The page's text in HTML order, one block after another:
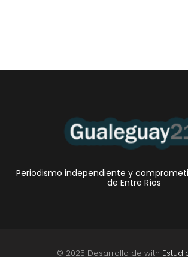
Periodismo independiente y
de Entre Ríos
© 2025 Desarrollo de with